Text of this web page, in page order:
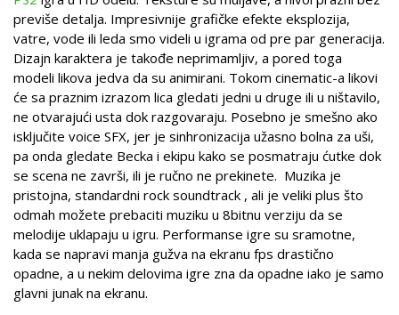
previše detalja. Impresivnije grafičke efekte eksplozija,
vatre, vode ili leda smo videli u igrama od pre par generacija.
Dizajn karaktera je takođe neprimamljiv, a pored toga
modeli likova jedva da su animirani. Tokom cinematic-a likovi
će sa praznim izrazom lica gledati jedni u druge ili u ništavilo,
ne otvarajući usta dok razgovaraju. Posebno je smešno ako
isključite voice SFX, jer je sinhronizacija užasno bolna za uši,
pa onda gledate Becka i ekipu kako se posmatraju ćutke dok
se scena ne završi, ili je ručno ne prekinete. Muzika je
pristojna, standardni rock soundtrack , ali je veliki plus što
odmah možete prebaciti muziku u 8bitnu verziju da se
melodije uklapaju u igru. Performanse igre su sramotne,
kada se napravi manja gužva na ekranu fps drastično
opadne, a u nekim delovima igre zna da opadne iako je samo
glavni junak na ekranu.